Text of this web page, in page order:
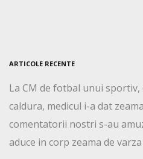
ARTICOLE RECENTE
La CM de fotbal unui
caldura, medicul i-a dat
comentatorii nostri s-au
aduce in corp zeama de varza